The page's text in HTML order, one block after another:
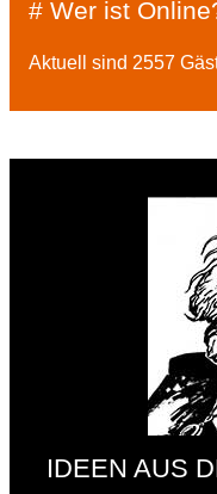
# Wer ist
Aktuell sind 2557
IDEEN AUS